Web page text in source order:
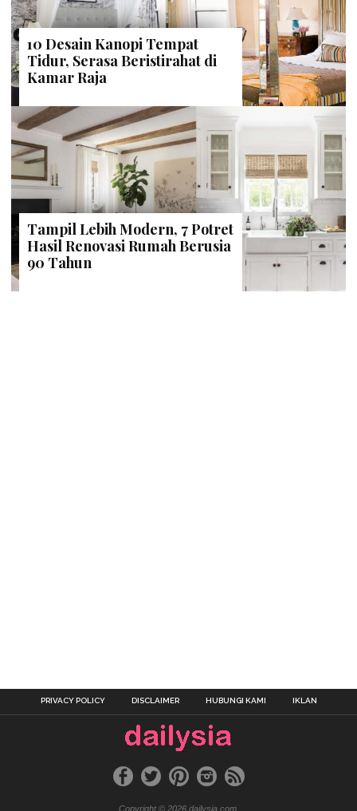
10 Desain Kanopi Tempat
Tidur, Serasa Beristirahat di
Kamar Raja
Tampil Lebih Modern, 7 Potret
Hasil Renovasi Rumah Berusia
90 Tahun
PRIVACY POLICY DISCLAIMER HUBUNGI KAMI IKLAN
Copyright © 2026 dailysia.com.